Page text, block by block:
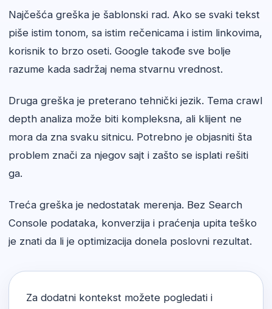
Najčešća greška je šablonski rad. Ako se svaki tekst
piše istim tonom, sa istim rečenicama i istim linkovima,
korisnik to brzo oseti. Google takođe sve bolje
razume kada sadržaj nema stvarnu vrednost.
Druga greška je preterano tehnički jezik. Tema crawl
depth analiza može biti kompleksna, ali klijent ne
mora da zna svaku sitnicu. Potrebno je objasniti šta
problem znači za njegov sajt i zašto se isplati rešiti
ga.
Treća greška je nedostatak merenja. Bez Search
Console podataka, konverzija i praćenja upita teško
je znati da li je optimizacija donela poslovni rezultat.
Za dodatni kontekst možete pogledati i